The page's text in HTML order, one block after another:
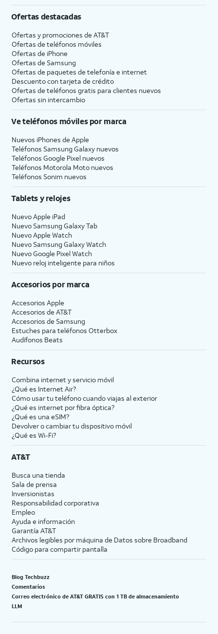
Ofertas destacadas
Ofertas y promociones de AT&T
Ofertas de teléfonos móviles
Ofertas de iPhone
Ofertas de Samsung
Ofertas de paquetes de telefonía e internet
Descuento con tarjeta de crédito
Ofertas de teléfonos gratis para clientes nuevos
Ofertas sin intercambio
Ve teléfonos móviles por marca
Nuevos iPhones de Apple
Teléfonos Samsung Galaxy nuevos
Teléfonos Google Pixel nuevos
Teléfonos Motorola Moto nuevos
Teléfonos Sonim nuevos
Tablets y relojes
Nuevo Apple iPad
Nuevo Samsung Galaxy Tab
Nuevo Apple Watch
Nuevo Samsung Galaxy Watch
Nuevo Google Pixel Watch
Nuevo reloj inteligente para niños
Accesorios por marca
Accesorios Apple
Accesorios de AT&T
Accesorios de Samsung
Estuches para teléfonos Otterbox
Audífonos Beats
Recursos
Combina internet y servicio móvil
¿Qué es Internet Air?
Cómo usar tu teléfono cuando viajas al exterior
¿Qué es internet por fibra óptica?
¿Qué es una eSIM?
Devolver o cambiar tu dispositivo móvil
¿Qué es Wi-Fi?
AT&T
Busca una tienda
Sala de prensa
Inversionistas
Responsabilidad corporativa
Empleo
Ayuda e información
Garantía AT&T
Archivos legibles por máquina de Datos sobre Broadband
Código para compartir pantalla
Blog Techbuzz
Comentarios
Correo electrónico de AT&T GRATIS con 1 TB de almacenamiento
LLM